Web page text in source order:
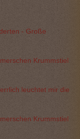
- Große
Krummstiel
leuchtet mir die
Krummstiel